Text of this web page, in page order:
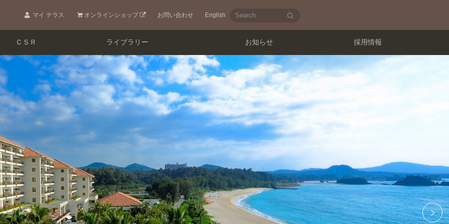
ＣＳＲ ライブラリー お知らせ 採用情報
索
マイ テラス オンラインショップ お問い合わせ English